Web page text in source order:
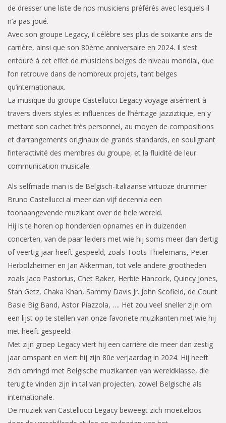
de dresser une liste de nos musiciens préférés avec lesquels il
n’a pas joué.
Avec son groupe Legacy, il célèbre ses plus de soixante ans de
carrière, ainsi que son 80ème anniversaire en 2024. Il s’est
entouré à cet effet de musiciens belges de niveau mondial, que
l’on retrouve dans de nombreux projets, tant belges
qu’internationaux.
La musique du groupe Castellucci Legacy voyage aisément à
travers divers styles et influences de l’héritage jazziztique, en y
mettant son cachet très personnel, au moyen de compositions
et d’arrangements originaux de grands standards, en soulignant
l’interactivité des membres du groupe, et la fluidité de leur
communication musicale.
Als selfmade man is de Belgisch-Italiaanse virtuoze drummer
Bruno Castellucci al meer dan vijf decennia een
toonaangevende muzikant over de hele wereld.
Hij is te horen op honderden opnames en in duizenden
concerten, van de paar leiders met wie hij soms meer dan dertig
of veertig jaar heeft gespeeld, zoals Toots Thielemans, Peter
Herbolzheimer en Jan Akkerman, tot vele andere grootheden
zoals Jaco Pastorius, Chet Baker, Herbie Hancock, Quincy Jones,
Stan Getz, Chaka Khan, Sammy Davis Jr. John Scofield, de Count
Basie Big Band, Astor Piazzola, …. Het zou veel sneller zijn om
een lijst op te stellen van onze favoriete muzikanten met wie hij
niet heeft gespeeld.
Met zijn groep Legacy viert hij een carrière die meer dan zestig
jaar omspant en viert hij zijn 80e verjaardag in 2024. Hij heeft
zich omringd met Belgische muzikanten van wereldklasse, die
terug te vinden zijn in tal van projecten, zowel Belgische als
internationale.
De muziek van Castellucci Legacy beweegt zich moeiteloos